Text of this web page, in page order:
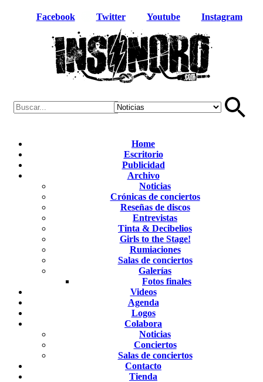
Facebook Twitter Youtube Instagram
Home
Escritorio
Publicidad
Archivo
Noticias
Crónicas de conciertos
Reseñas de discos
Entrevistas
Tinta & Decibelios
Girls to the Stage!
Rumiaciones
Salas de conciertos
Galerías
Fotos finales
Videos
Agenda
Logos
Colabora
Noticias
Conciertos
Salas de conciertos
Contacto
Tienda